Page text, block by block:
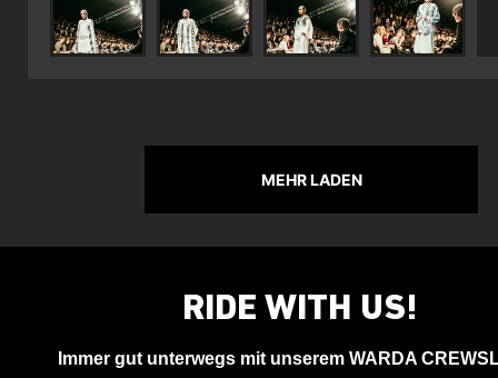
MEHR LADEN
RIDE WITH US!
Immer gut unterwegs mit unserem WARDA